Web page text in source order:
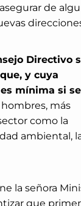
de
Directivo
y cuya
mínima si
más
como la
ambiental,
la señora
que